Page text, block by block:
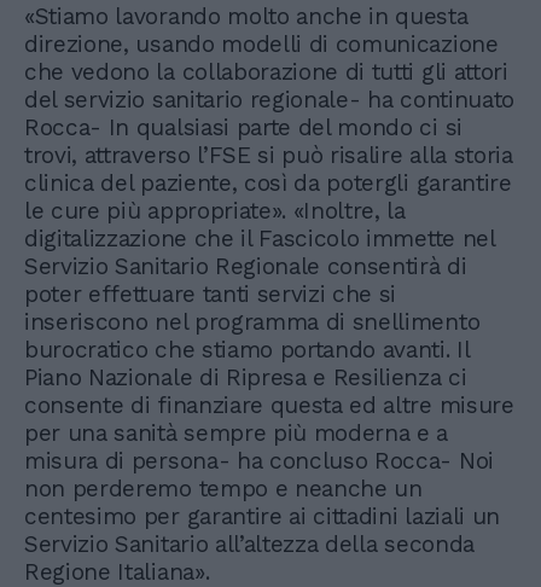
«Stiamo lavorando molto anche in questa
direzione, usando modelli di comunicazione
che vedono la collaborazione di tutti gli attori
del servizio sanitario regionale- ha continuato
Rocca- In qualsiasi parte del mondo ci si
trovi, attraverso l’FSE si può risalire alla storia
clinica del paziente, così da potergli garantire
le cure più appropriate». «Inoltre, la
digitalizzazione che il Fascicolo immette nel
Servizio Sanitario Regionale consentirà di
poter effettuare tanti servizi che si
inseriscono nel programma di snellimento
burocratico che stiamo portando avanti. Il
Piano Nazionale di Ripresa e Resilienza ci
consente di finanziare questa ed altre misure
per una sanità sempre più moderna e a
misura di persona- ha concluso Rocca- Noi
non perderemo tempo e neanche un
centesimo per garantire ai cittadini laziali un
Servizio Sanitario all’altezza della seconda
Regione Italiana».